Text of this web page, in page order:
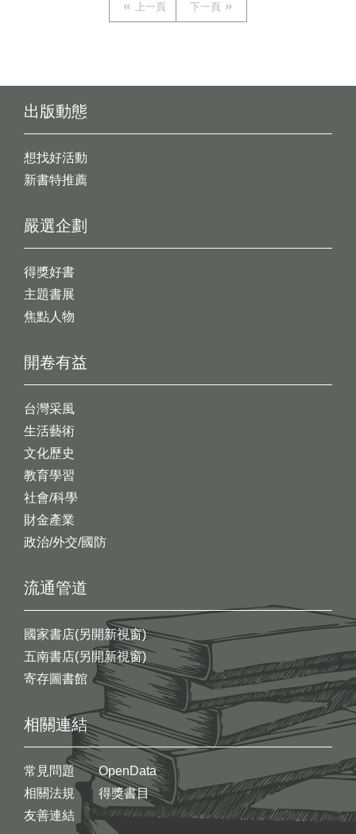
上一頁 下一頁
出版動態
想找好活動
新書特推薦
開卷有益
台灣采風
生活藝術
文化歷史
教育學習
社會/科學
財金產業
政治/外交/國防
嚴選企劃
得獎好書
主題書展
焦點人物
流通管道
國家書店(另開新視窗)
五南書店(另開新視窗)
寄存圖書館
相關連結
常見問題
相關法規
友善連結
OpenData
得獎書目